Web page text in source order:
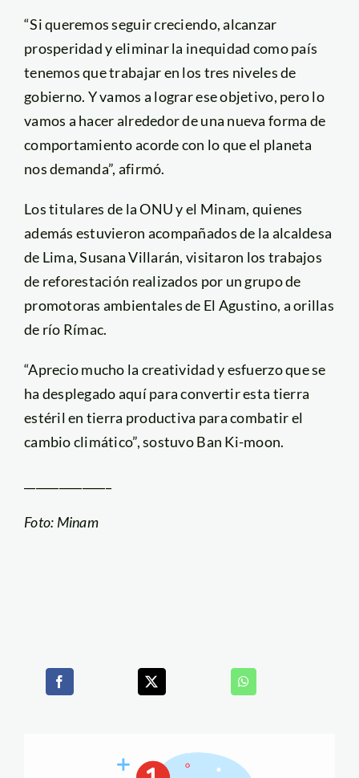
“Si queremos seguir creciendo, alcanzar
prosperidad y eliminar la inequidad como país
tenemos que trabajar en los tres niveles de
gobierno. Y vamos a lograr ese objetivo, pero lo
vamos a hacer alrededor de una nueva forma de
comportamiento acorde con lo que el planeta
nos demanda”, afirmó.
Los titulares de la ONU y el Minam, quienes
además estuvieron acompañados de la alcaldesa
de Lima, Susana Villarán, visitaron los trabajos
de reforestación realizados por un grupo de
promotoras ambientales de El Agustino, a orillas
de río Rímac.
“Aprecio mucho la creatividad y esfuerzo que se
ha desplegado aquí para convertir esta tierra
estéril en tierra productiva para combatir el
cambio climático”, sostuvo Ban Ki-moon.
Foto: Minam